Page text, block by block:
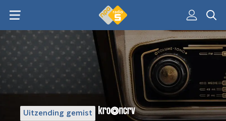
Uitzending gemist